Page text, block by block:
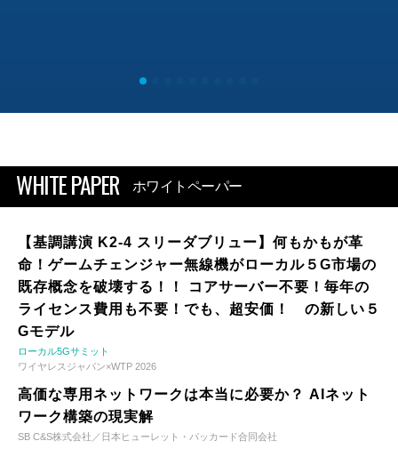
WHITE PAPER ホワイトペーパー
【基調講演 K2-4 スリーダブリュー】何もかもが革
命！ゲームチェンジャー無線機がローカル５G市場の
既存概念を破壊する！！ コアサーバー不要！毎年の
ライセンス費用も不要！でも、超安価！ の新しい５
Gモデル
ローカル5Gサミット
ワイヤレスジャパン×WTP 2026
高価な専用ネットワークは本当に必要か？ AIネット
ワーク構築の現実解
SB C&S株式会社／日本ヒューレット・パッカード合同会社